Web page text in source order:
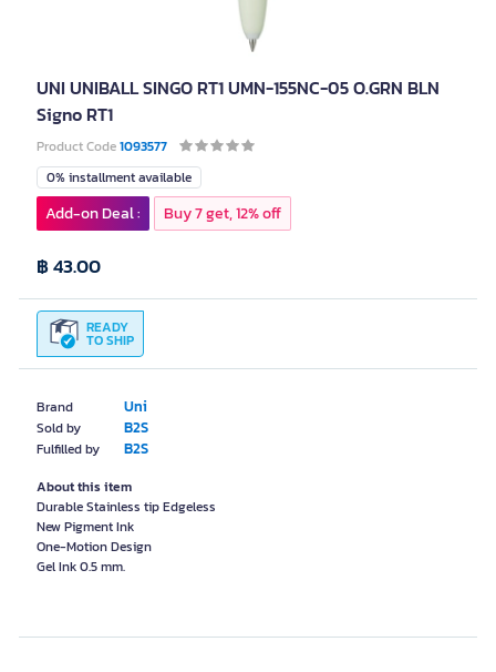
UNI UNIBALL SINGO RT1 UMN-155NC-05 O.GRN BLN
Signo RT1
Product Code1093577
Brand Uni
Sold by B2S
Fulfilled by B2S
0% installment available
READY
TO SHIP
฿ 43.00
Add-on Deal : Buy 7 get, 12% off
About this item
Durable Stainless tip Edgeless
New Pigment Ink
One-Motion Design